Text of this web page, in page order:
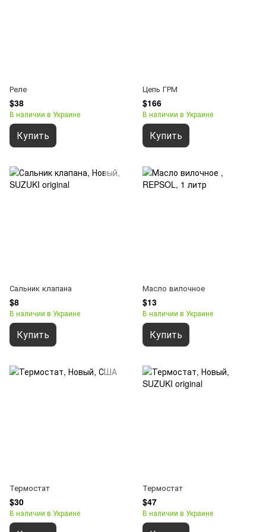
Реле
$38
В наличии в Украине
Купить
Цепь ГРМ
$166
В наличии в Украине
Купить
Сальник клапана
$8
В наличии в Украине
Купить
Масло вилочное
$13
В наличии в Украине
Купить
Термостат
$30
В наличии в Украине
Термостат
$47
В наличии в Украине